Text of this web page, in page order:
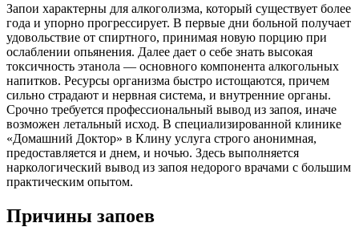
Запои характерны для алкоголизма, который существует более
года и упорно прогрессирует. В первые дни больной получает
удовольствие от спиртного, принимая новую порцию при
ослаблении опьянения. Далее дает о себе знать высокая
токсичность этанола — основного компонента алкогольных
напитков. Ресурсы организма быстро истощаются, причем
сильно страдают и нервная система, и внутренние органы.
Срочно требуется профессиональный вывод из запоя, иначе
возможен летальный исход. В специализированной клинике
«Домашний Доктор» в Клину услуга строго анонимная,
предоставляется и днем, и ночью. Здесь выполняется
наркологический вывод из запоя недорого врачами с большим
практическим опытом.
Причины запоев